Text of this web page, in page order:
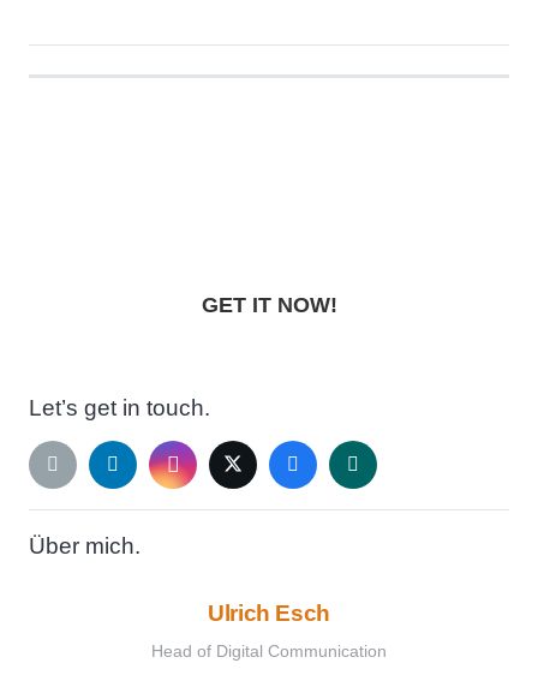
GET IT NOW!
Let’s get in touch.
Über mich.
Ulrich Esch
Head of Digital Communication